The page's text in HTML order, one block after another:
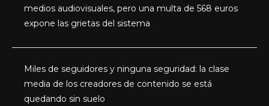
medios audiovisuales, pero una multa de 568 euros
expone las grietas del sistema
Miles de seguidores y ninguna seguridad: la clase
media de los creadores de contenido se está
quedando sin suelo